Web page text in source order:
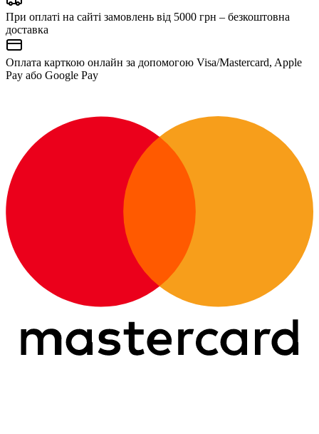
При оплаті на сайті замовлень від 5000 грн – безкоштовна
доставка
Оплата карткою онлайн за допомогою Visa/Mastercard, Apple
Pay або Google Pay